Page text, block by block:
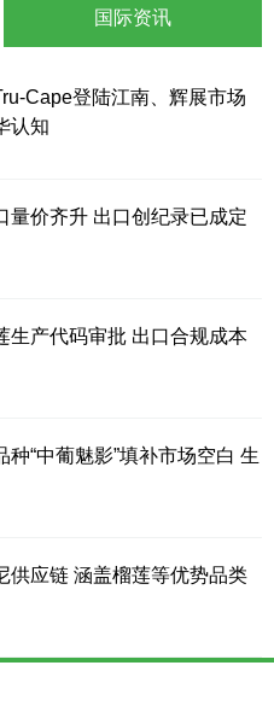
Cape登陆江南、辉展市场
认知
量价齐升 出口创纪录已成定
生产代码审批 出口合规成本
种“中葡魅影”填补市场空白 生
供应链 涵盖榴莲等优势品类
国际资讯